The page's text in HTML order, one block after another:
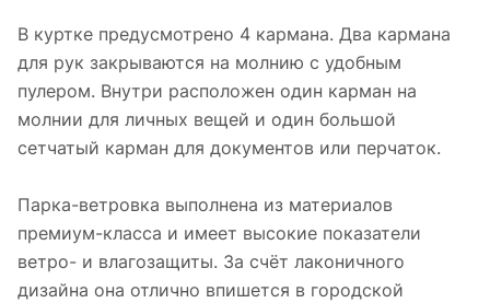
В куртке предусмотрено 4 кармана. Два кармана
для рук закрываются на молнию с удобным
пулером. Внутри расположен один карман на
молнии для личных вещей и один большой
сетчатый карман для документов или перчаток.
Парка-ветровка выполнена из материалов
премиум-класса и имеет высокие показатели
ветро- и влагозащиты. За счёт лаконичного
дизайна она отлично впишется в городской